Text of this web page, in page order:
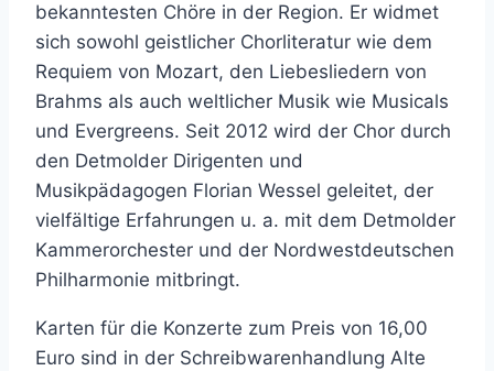
bekanntesten Chöre in der Region. Er widmet
sich sowohl geistlicher Chorliteratur wie dem
Requiem von Mozart, den Liebesliedern von
Brahms als auch weltlicher Musik wie Musicals
und Evergreens. Seit 2012 wird der Chor durch
den Detmolder Dirigenten und
Musikpädagogen Florian Wessel geleitet, der
vielfältige Erfahrungen u. a. mit dem Detmolder
Kammerorchester und der Nordwestdeutschen
Philharmonie mitbringt.
Karten für die Konzerte zum Preis von 16,00
Euro sind in der Schreibwarenhandlung Alte